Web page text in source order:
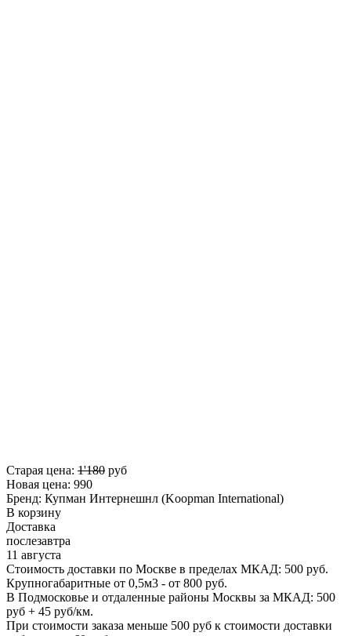
Старая цена: 1'180 руб
Новая цена: 990
Бренд: Купман Интернешнл (Koopman International)
В корзину
Доставка
послезавтра
11 августа
Стоимость доставки по Москве в пределах МКАД: 500 руб.
Крупногабаритные от 0,5м3 - от 800 руб.
В Подмосковье и отдаленные районы Москвы за МКАД: 500
руб + 45 руб/км.
При стоимости заказа меньше 500 руб к стоимости доставки